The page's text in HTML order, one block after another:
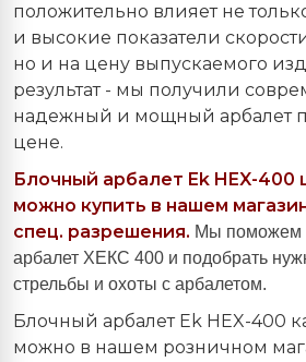
положительно влияет не
и высокие показатели
но и на цену выпускаемого
результат - мы получили
надежный и мощный арбалет
цене.
Блочный арбалет Ek HEX-400
можно купить в нашем
спец. разрешения. Мы поможем
арбалет ХЕКС 400 и подобрать
стрельбы и охоты с арбалетом.
Блочный арбалет Ek HEX-400
можно в нашем розничном